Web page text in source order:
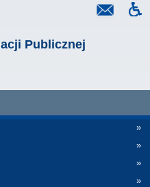
Publicznej
»
»
»
»